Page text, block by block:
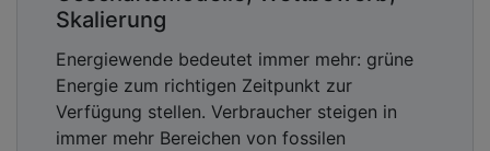
Skalierung
Energiewende bedeutet immer mehr: grüne
Energie zum richtigen Zeitpunkt zur
Verfügung stellen. Verbraucher steigen in
immer mehr Bereichen von fossilen